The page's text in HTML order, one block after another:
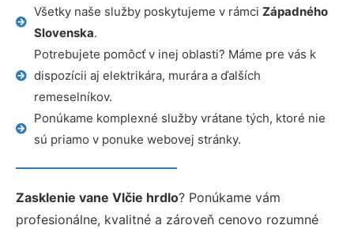
Všetky naše služby poskytujeme v rámci Západného
Slovenska.
Potrebujete pomôcť v inej oblasti? Máme pre vás k
dispozícii aj elektrikára, murára a ďalších
remeselníkov.
Ponúkame komplexné služby vrátane tých, ktoré nie
sú priamo v ponuke webovej stránky.
Zasklenie vane Vlčie hrdlo? Ponúkame vám
profesionálne, kvalitné a zároveň cenovo rozumné